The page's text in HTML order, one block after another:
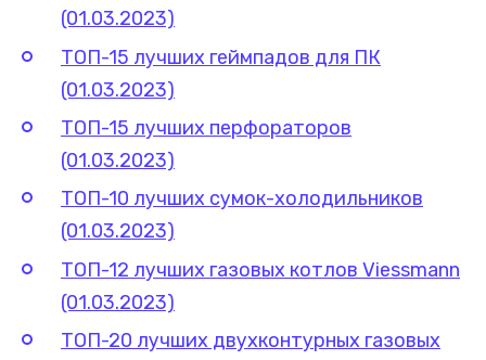
(01.03.2023)
ТОП-15 лучших геймпадов для ПК
(01.03.2023)
ТОП-15 лучших перфораторов
(01.03.2023)
ТОП-10 лучших сумок-холодильников
(01.03.2023)
ТОП-12 лучших газовых котлов Viessmann
(01.03.2023)
ТОП-20 лучших двухконтурных газовых